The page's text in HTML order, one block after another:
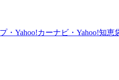
・Yahoo!カーナビ・Yahoo!知恵